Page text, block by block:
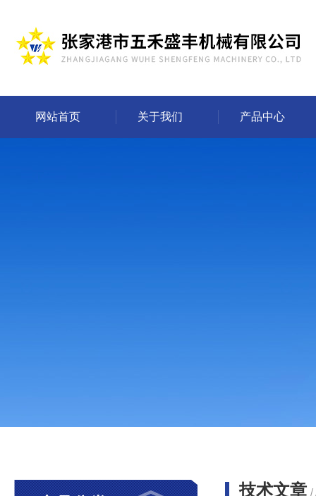
网站首页 关于我们 产品中心
技术文章 /